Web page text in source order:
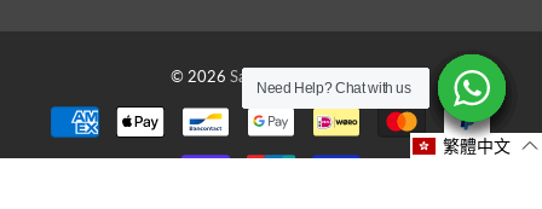
© 2026 Savon Workshop HK
Need Help? Chat with us
Need Help? Chat with us
Need Help? Chat with us
Need Help? Chat with us
Need Help? Chat with us
Need Help? Chat with us
繁體中文